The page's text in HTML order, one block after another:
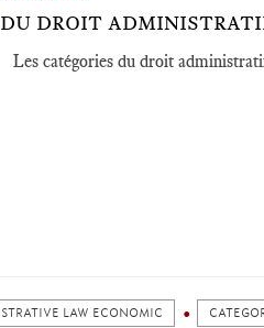
DROIT
Les catégories du droit
LAW ECONOMIC